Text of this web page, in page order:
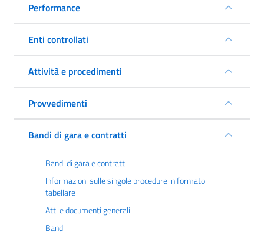
Performance
Enti controllati
Attività e procedimenti
Provvedimenti
Bandi di gara e contratti
Bandi di gara e contratti
Informazioni sulle singole procedure in formato
tabellare
Atti e documenti generali
Bandi